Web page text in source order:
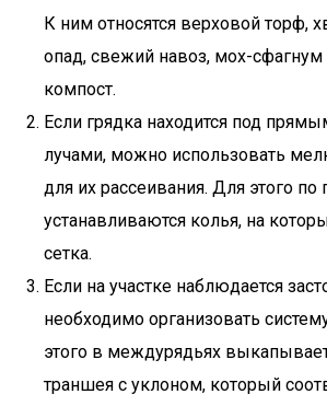
К ним относятся верховой торф,
опад, свежий навоз, мох-сфагнум
компост.
Если грядка находится под
лучами, можно использовать
для их рассеивания. Для этого по
устанавливаются колья, на
сетка.
Если на участке наблюдается
необходимо организовать
этого в междурядьях
траншея с уклоном, который